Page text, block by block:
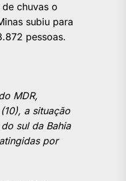
chuvas o
subiu para
pessoas.
MDR,
a situação
sul da Bahia
por